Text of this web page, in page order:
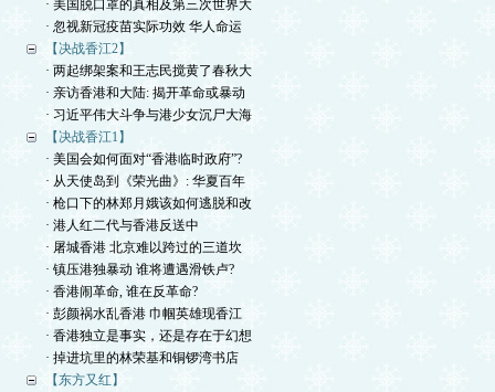
· 美国脱口罩的真相及第三次世界大
· 忽视新冠疫苗实际功效 华人命运
【决战香江2】
· 两起绑架案和王志民搅黄了春秋大
· 亲访香港和大陆: 揭开革命或暴动
· 习近平伟大斗争与港少女沉尸大海
【决战香江1】
· 美国会如何面对“香港临时政府”?
· 从天使岛到《荣光曲》: 华夏百年
· 枪口下的林郑月娥该如何逃脱和改
· 港人红二代与香港反送中
· 屠城香港 北京难以跨过的三道坎
· 镇压港独暴动 谁将遭遇滑铁卢?
· 香港闹革命, 谁在反革命?
· 彭颜祸水乱香港 巾帼英雄现香江
· 香港独立是事实，还是存在于幻想
· 掉进坑里的林荣基和铜锣湾书店
【东方又红】